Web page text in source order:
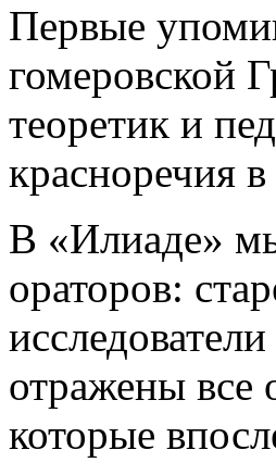
Первые
гомеровской
теоретик и
красноречия
В «Илиаде»
ораторов:
отражены все
которые